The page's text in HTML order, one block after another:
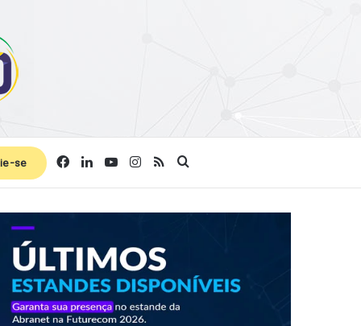
se Facebook
LinkedinYouTubeInstagram
RSS